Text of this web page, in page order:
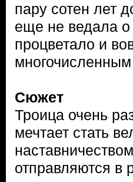
пару сотен лет
еще не ведала о
процветало и
Сюжет
Троица очень
мечтает стать
отправляются в